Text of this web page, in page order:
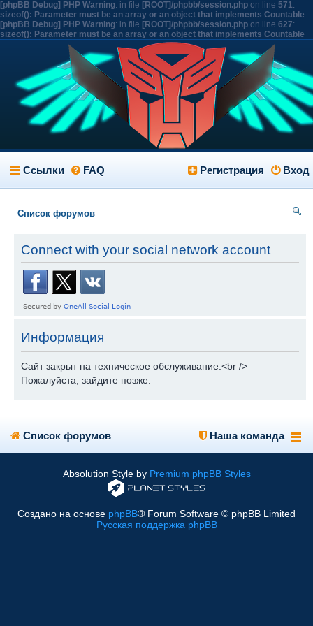
[phpBB Debug] PHP Warning: in file [ROOT]/phpbb/session.php on line 571:
sizeof(): Parameter must be an array or an object that implements Countable
[phpBB Debug] PHP Warning: in file [ROOT]/phpbb/session.php on line 627:
sizeof(): Parameter must be an array or an object that implements Countable
Ссылки FAQ Вход
Регистрация
Список форумов
Connect with your social network account
Информация
Сайт закрыт на техническое обслуживание.<br />
Пожалуйста, зайдите позже.
Список форумов Наша команда
Absolution Style by Premium phpBB Styles
Создано на основе phpBB® Forum Software © phpBB Limited
Русская поддержка phpBB